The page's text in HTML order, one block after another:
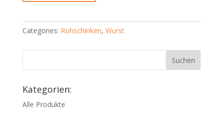
Schinken
Categories: Rohschinken, Wurst
Kategorien:
Alle Produkte